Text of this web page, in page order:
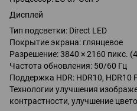
Дисплей
Тип подсветки: Direct LED
Покрытие экрана: глянцевое
Разрешение: 3840 × 2160 пикс.
Частота обновления: 50/60 Гц
Поддержка HDR: HDR10, HDR10
Технологии улучшения
контрастности, улучшение